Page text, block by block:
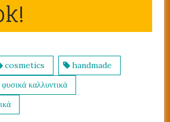
cosmetics
handmade
φυσικά καλλυντικά